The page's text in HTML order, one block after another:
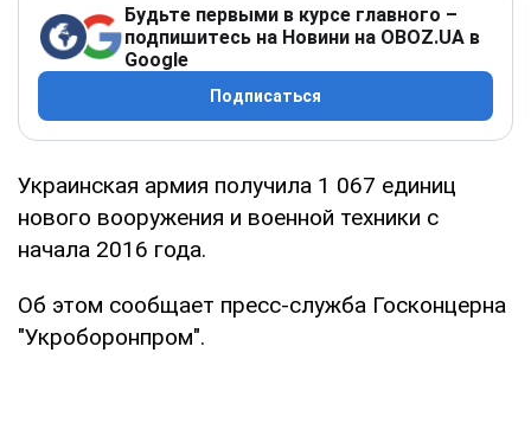
Будьте первыми в курсе главного –
подпишитесь на Новини на OBOZ.UA в
Google
Подписаться
Украинская армия получила 1 067 единиц
нового вооружения и военной техники с
начала 2016 года.
Об этом сообщает пресс-служба Госконцерна
"Укроборонпром".